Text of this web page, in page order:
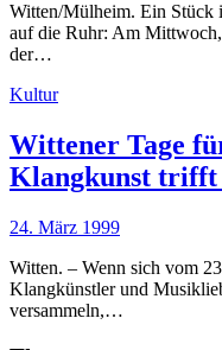
Witten/Mülheim. Ein Stück
auf die Ruhr: Am
der…
Kultur
Wittener Tage
Klangkunst trifft
24. März 1999
Witten. – Wenn sich vom
Klangkünstler und
versammeln,…